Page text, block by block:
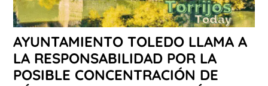
AYUNTAMIENTO TOLEDO LLAMA A
LA RESPONSABILIDAD POR LA
POSIBLE CONCENTRACIÓN DE